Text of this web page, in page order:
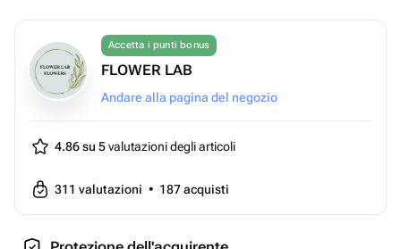
Accetta i punti bonus
FLOWER LAB
Andare alla pagina del negozio
4.86 su 5valutazioni degli articoli
311 valutazioni • 187acquisti